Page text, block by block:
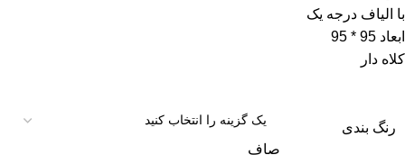
با الیاف درجه یک
ابعاد 95 * 95
کلاه دار
رنگ بندی
صاف